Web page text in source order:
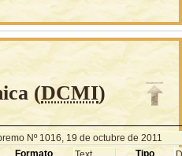
(DCMI)
Nº 1016, 19 de octubre de 2011